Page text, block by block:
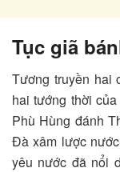
Tục giã
Tương truyền hai
hai tướng thời
Phù Hùng đánh
Đà xâm lược
yêu nước đã nổi